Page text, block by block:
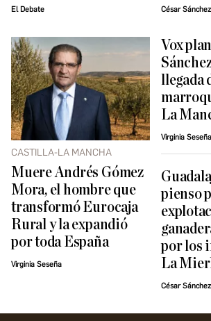
El Debate César
CASTILLA-LA MANCHA
Muere Andrés Gómez
Mora, el hombre que
transformó Eurocaja
Rural y la expandió
por toda España
Virginia Seseña
Vox
llegada
La
Virginia Seseña
pienso
por los
La
César